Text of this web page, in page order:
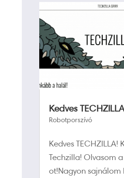
Kedves
Robotporszívó
Kedves TECHZILLA!
Techzilla! Olvasom
ot!Nagyon sajnálom